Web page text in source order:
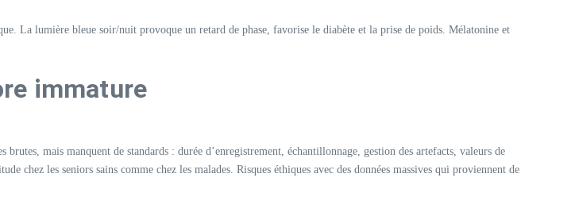
La lumière bleue soir/nuit provoque un retard de phase, favorise le diabète et la prise de poids. Mélatonine et
immature
mais manquent de standards : durée d’enregistrement, échantillonnage, gestion des artefacts, valeurs de
chez les seniors sains comme chez les malades. Risques éthiques avec des données massives qui proviennent de